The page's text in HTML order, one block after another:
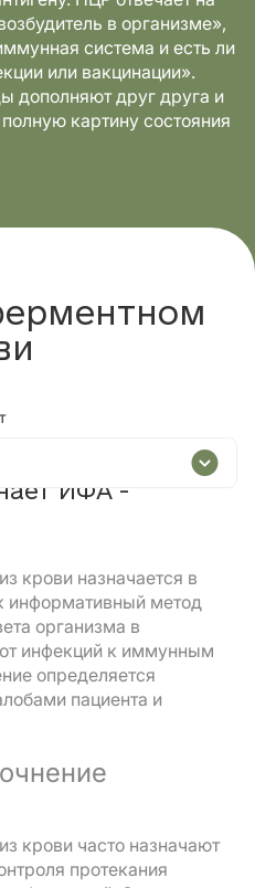
в организме»,
система и есть ли
или вакцинации».
дополняют друг друга и
картину состояния
ИФА -
крови назначается в
информативный метод
организма в
инфекций к иммунным
определяется
пациента и
крови часто назначают
протекания